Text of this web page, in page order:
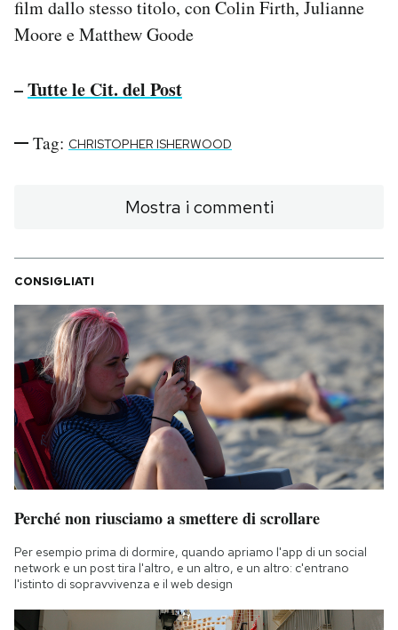
Area Personale
Newsletter
Regala il Post
film dallo stesso titolo, con Colin Firth, Julianne
Moore e Matthew Goode
–Tutte le Cit. del Post
Tag: CHRISTOPHER ISHERWOOD
Mostra i commenti
CONSIGLIATI
Perché non riusciamo a smettere di scrollare
Per esempio prima di dormire, quando apriamo l'app di un social
network e un post tira l'altro, e un altro, e un altro: c'entrano
l'istinto di sopravvivenza e il web design